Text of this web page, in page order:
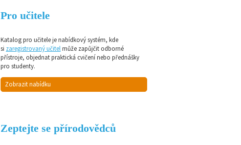
Pro učitele
Katalog pro učitele je nabídkový systém, kde
si zaregistrovaný učitelmůže zapůjčit odborné
přístroje, objednat praktická cvičení nebo přednášky
pro studenty.
Zobrazit nabídku
Zeptejte se přírodovědců